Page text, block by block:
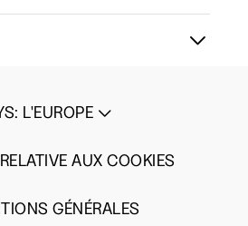
: L'EUROPE
AUX COOKIES
GÉNÉRALES